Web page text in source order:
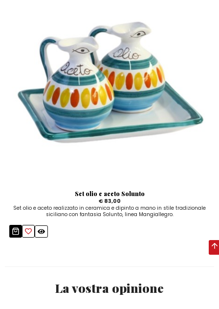
Set olio e aceto Solunto
€ 83,00
Set olio e aceto realizzato in ceramica e dipinto a mano in stile tradizionale
siciliano con fantasia Solunto, linea Mangiallegro.
La vostra opinione